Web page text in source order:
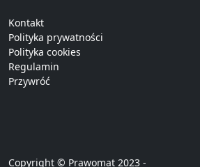
Kontakt
Polityka prywatności
Polityka cookies
Regulamin
Przywróć
Copyright © Prawomat 2023 -